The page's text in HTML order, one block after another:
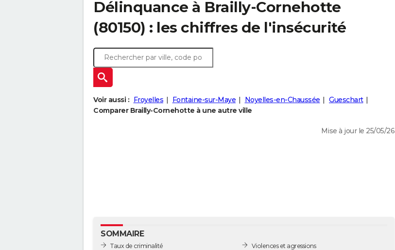
Délinquance à Brailly-Cornehotte
(80150) : les chiffres de l'insécurité
Voir aussi : Froyelles Fontaine-sur-Maye Noyelles-en-Chaussée
Gueschart
Comparer Brailly-Cornehotte à une autre ville
Mise à jour le 25/05/26
SOMMAIRE
Taux de criminalité
Violences et agressions